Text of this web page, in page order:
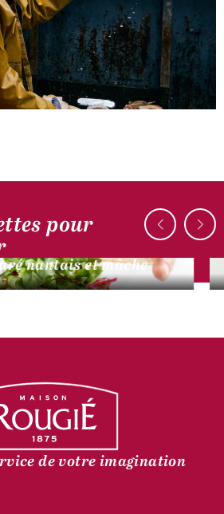
pour
de canard à la
nantais et mâche
de votre imagination